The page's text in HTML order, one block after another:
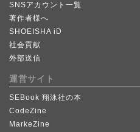
SNSアカウント一覧
著作者様へ
SHOEISHA iD
社会貢献
外部送信
運営サイト
SEBook 翔泳社の本
CodeZine
MarkeZine